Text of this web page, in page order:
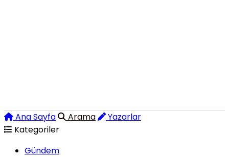
Ana Sayfa Arama
Yazarlar
Kategoriler
Gündem